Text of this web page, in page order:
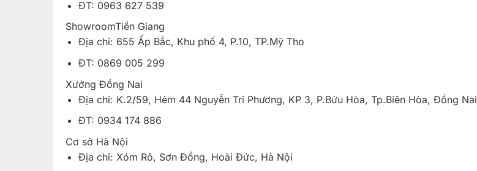
ĐT: 0963 627 539
ShowroomTiền Giang
Địa chỉ: 655 Ấp Bắc, Khu phố 4, P.10, TP.Mỹ Tho
ĐT: 0869 005 299
Xưởng Đồng Nai
Địa chỉ: K.2/59, Hẻm 44 Nguyễn Tri Phương, KP 3, P.Bửu Hòa, Tp.Biên Hòa, Đồng Nai
ĐT: 0934 174 886
Cơ sở Hà Nội
Địa chỉ: Xóm Rô, Sơn Đồng, Hoài Đức, Hà Nội